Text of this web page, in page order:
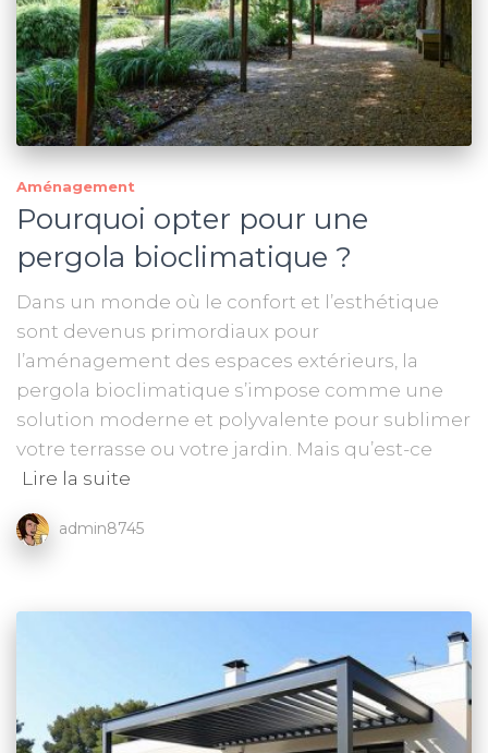
Aménagement
Pourquoi opter pour une
pergola bioclimatique ?
Dans un monde où le confort et l’esthétique
sont devenus primordiaux pour
l’aménagement des espaces extérieurs, la
pergola bioclimatique s’impose comme une
solution moderne et polyvalente pour sublimer
votre terrasse ou votre jardin. Mais qu’est-ce
Lire la suite
admin8745